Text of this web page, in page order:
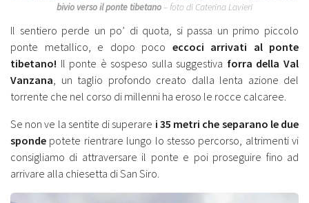
bivio verso il ponte tibetano – foto di Caterina Lavieri
Il sentiero perde un po’ di quota, si passa un primo piccolo
ponte metallico, e dopo poco eccoci arrivati al ponte
tibetano! Il ponte è sospeso sulla suggestiva forra della Val
Vanzana , un taglio profondo creato dalla lenta azione del
torrente che nel corso di millenni ha eroso le rocce calcaree.
Se non ve la sentite di superare i 35 metri che separano le due
sponde potete rientrare lungo lo stesso percorso, altrimenti vi
consigliamo di attraversare il ponte e poi proseguire fino ad
arrivare alla chiesetta di San Siro.